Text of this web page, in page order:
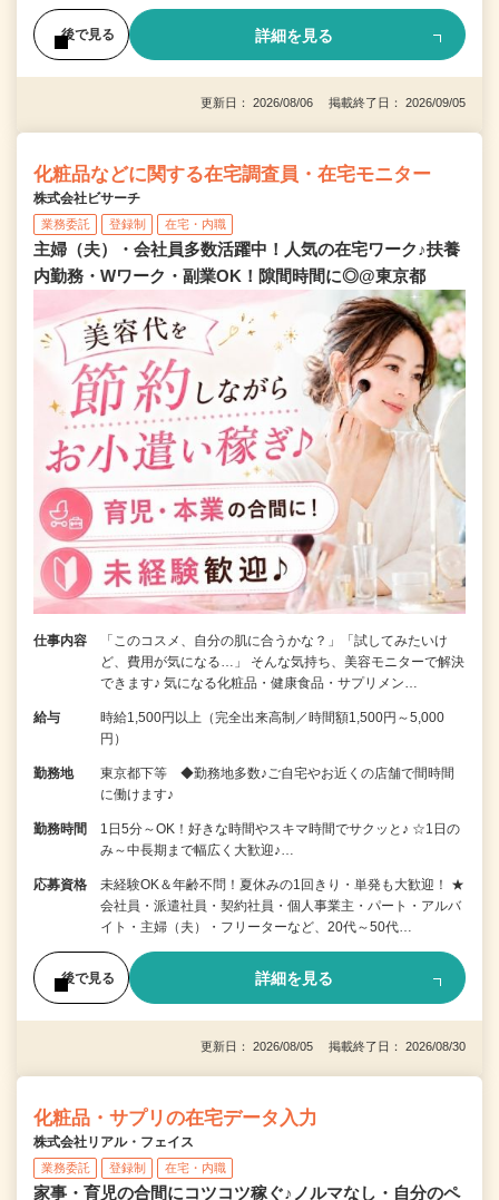
後で見る 詳細を見る
更新日： 2026/08/06 掲載終了日： 2026/09/05
化粧品などに関する在宅調査員・在宅モニター
株式会社ビサーチ
業務委託 登録制 在宅・内職
主婦（夫）・会社員多数活躍中！人気の在宅ワーク♪扶養
内勤務・Wワーク・副業OK！隙間時間に◎@東京都
仕事内容
「このコスメ、自分の肌に合うかな？」「試してみたいけ
ど、費用が気になる…」 そんな気持ち、美容モニターで解決
できます♪ 気になる化粧品・健康食品・サプリメン…
給与
時給1,500円以上（完全出来高制／時間額1,500円～5,000
円）
勤務地
東京都下等 ◆勤務地多数♪ご自宅やお近くの店舗で間時間
に働けます♪
勤務時間
1日5分～OK！好きな時間やスキマ時間でサクッと♪ ☆1日の
み～中長期まで幅広く大歓迎♪…
応募資格
未経験OK＆年齢不問！夏休みの1回きり・単発も大歓迎！ ★
会社員・派遣社員・契約社員・個人事業主・パート・アルバ
イト・主婦（夫）・フリーターなど、20代～50代…
後で見る 詳細を見る
更新日： 2026/08/05 掲載終了日： 2026/08/30
化粧品・サプリの在宅データ入力
株式会社リアル・フェイス
業務委託 登録制 在宅・内職
家事・育児の合間にコツコツ稼ぐ♪ノルマなし・自分のペ